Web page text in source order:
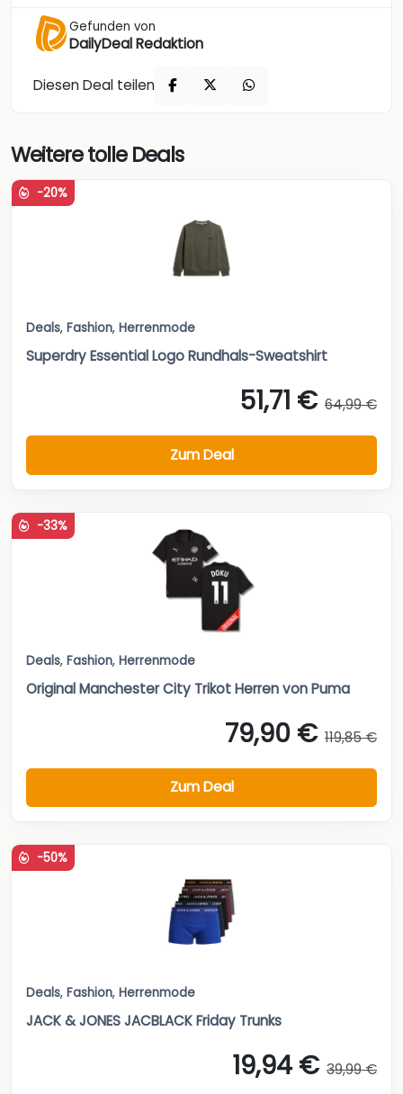
Gefunden von
DailyDeal Redaktion
Diesen Deal teilen
Weitere tolle Deals
-20%
Deals, Fashion, Herrenmode
Superdry Essential Logo Rundhals-Sweatshirt
51,71 € 64,99 €
Zum Deal
-33%
Deals, Fashion, Herrenmode
Original Manchester City Trikot Herren von Puma
79,90 € 119,85 €
Zum Deal
-50%
Deals, Fashion, Herrenmode
JACK & JONES JACBLACK Friday Trunks
19,94 € 39,99 €